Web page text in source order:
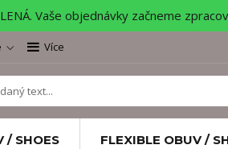
Vaše objednávky začneme
Více
/ SHOES FLEXIBLE OBUV /